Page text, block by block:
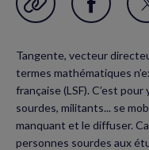
Garder en favori
Partager
(nouvelle
fenêtre)
Tangente, vecteur
termes mathématiques
française (LSF). C’est
sourdes, militants... se
manquant et le diffuser.
personnes sourdes aux